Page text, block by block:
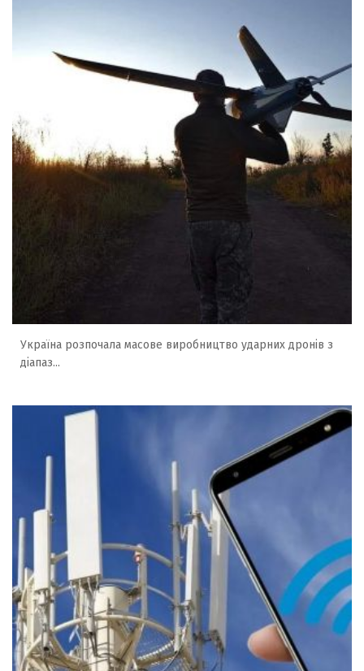
Україна розпочала масове виробництво ударних дронів з
діапаз...